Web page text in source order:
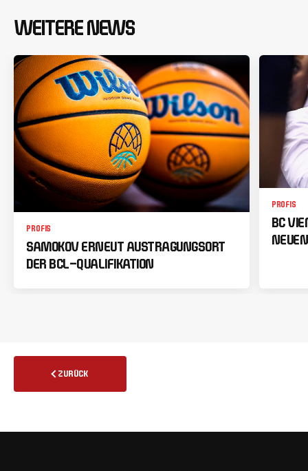
WEITERE NEWS
PROFIS
SAMOKOV ERNEUT AUSTRAGUNGSORT
DER BCL-QUALIFIKATION
PROFIS
BC
ZURÜCK